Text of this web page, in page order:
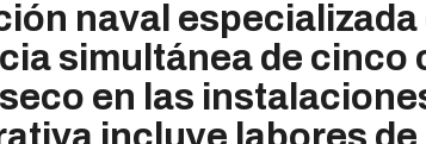
naval especializada
simultánea de cinco
seco en las